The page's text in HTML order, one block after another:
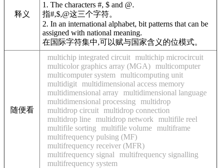
释义
1. The characters #, $ and @.
指#,$,@这三个字符。
2. In an international alphabet, bit patterns that can be
assigned with national meaning.
在国际字符集中,可以赋与国家含义的位模式。
随便看
multichip integrated circuit multichip microcircuit
multicolor graphics array (MGA) multicomputer
multicomputer system
multicomputing unit
multidigit multidimensional access memory
multidimensional array multidimensional language
multidimensional processing
multidrop
multidrop circuit multidrop connection
multidrop line multidrop network
multifile reel
multifile sorting
multifile volume multiframe
multifrequency pulsing (MF)
multifrequency receiver (MFR)
multifrequency signal
multifrequency signalling
multifrequency system